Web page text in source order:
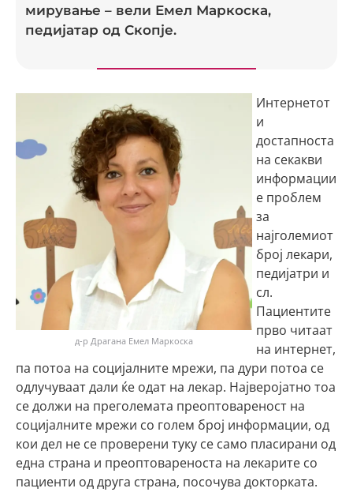
мирување – вели Емел Маркоска,
педијатар од Скопје.
д-р Драгана Емел Маркоска
Интернетот
и
достапноста
на секакви
информации
е проблем
за
најголемиот
број лекари,
педијатри и
сл.
Пациентите
прво читаат
на интернет,
па потоа на социјалните мрежи, па дури потоа се
одлучуваат дали ќе одат на лекар. Најверојатно тоа
се должи на преголемата преоптовареност на
социјалните мрежи со голем број информации, од
кои дел не се проверени туку се само пласирани од
една страна и преоптовареноста на лекарите со
пациенти од друга страна, посочува докторката.